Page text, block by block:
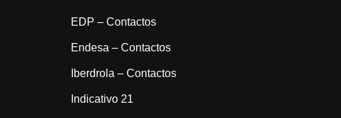
EDP – Contactos
Endesa – Contactos
Iberdrola – Contactos
Indicativo 21